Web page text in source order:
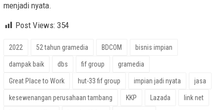
menjadi nyata.
Post Views: 354
2022 52 tahun gramedia BDCOM bisnis impian
dampak baik dbs fif group gramedia
Great Place to Work hut-33 fif group impian jadi nyata jasa
kesewenangan perusahaan tambang KKP Lazada link net